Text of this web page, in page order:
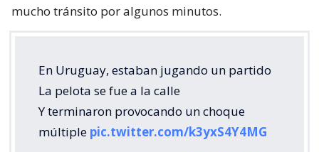
mucho tránsito por algunos minutos.
En Uruguay, estaban jugando un partido
La pelota se fue a la calle
Y terminaron provocando un choque
múltiple pic.twitter.com/k3yxS4Y4MG